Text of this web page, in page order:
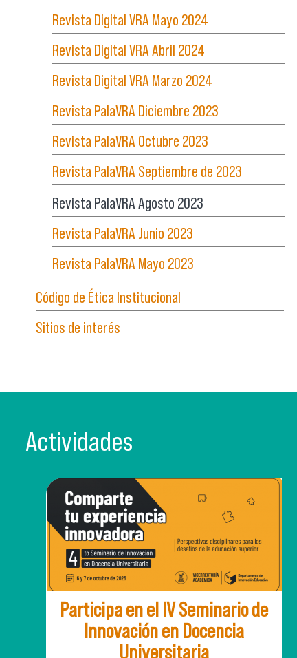
Revista Digital VRA Mayo 2024
Revista Digital VRA Abril 2024
Revista Digital VRA Marzo 2024
Revista PalaVRA Diciembre 2023
Revista PalaVRA Octubre 2023
Revista PalaVRA Septiembre de 2023
Revista PalaVRA Agosto 2023
Revista PalaVRA Junio 2023
Revista PalaVRA Mayo 2023
Código de Ética Institucional
Sitios de interés
Actividades
Participa en el IV Seminario de
Innovación en Docencia
Universitaria